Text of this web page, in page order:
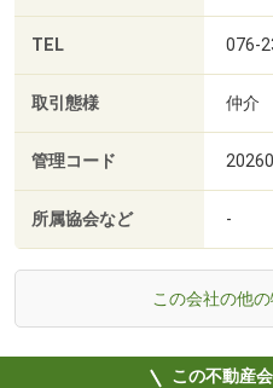
TEL 076-
取引態様 仲介
管理コード
所属協会など -
この会社の他
この不動産